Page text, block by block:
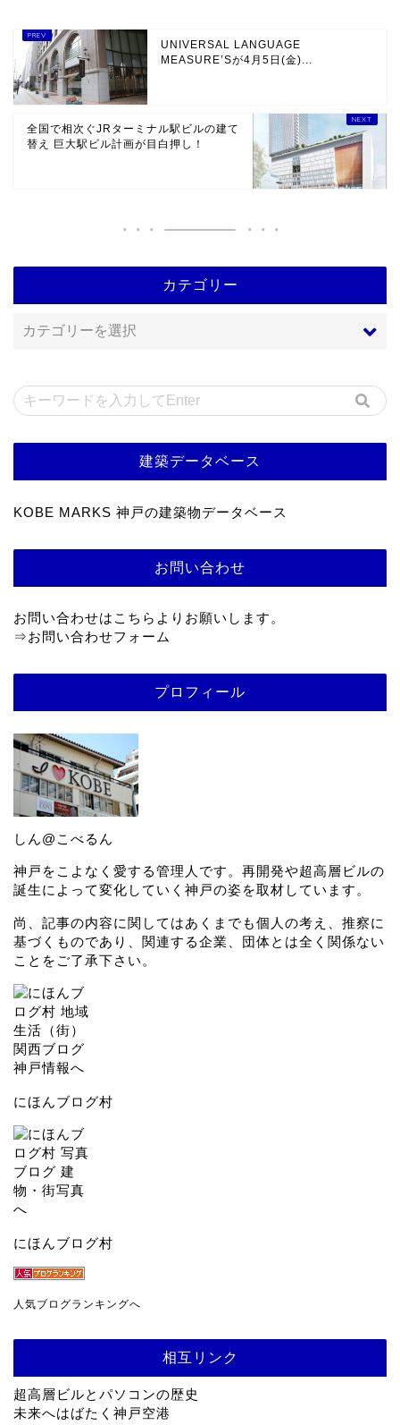
UNIVERSAL LANGUAGE
MEASURE’Sが4月5日(金)...
全国で相次ぐJRターミナル駅ビルの建て
替え 巨大駅ビル計画が目白押し！
カテゴリー
建築データベース
KOBE MARKS 神戸の建築物データベース
お問い合わせ
お問い合わせはこちらよりお願いします。
⇒お問い合わせフォーム
プロフィール
しん@こべるん
神戸をこよなく愛する管理人です。再開発や超高層ビルの
誕生によって変化していく神戸の姿を取材しています。
尚、記事の内容に関してはあくまでも個人の考え、推察に
基づくものであり、関連する企業、団体とは全く関係ない
ことをご了承下さい。
にほんブログ村
にほんブログ村
人気ブログランキングへ
相互リンク
超高層ビルとパソコンの歴史
未来へはばたく神戸空港